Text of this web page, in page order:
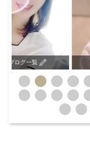
ブログ一覧